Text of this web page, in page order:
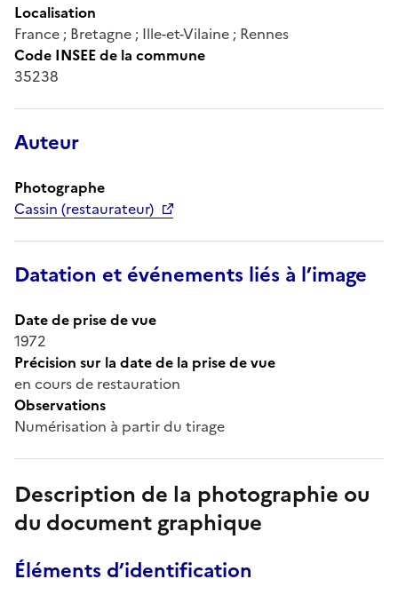
Localisation
France ; Bretagne ; Ille-et-Vilaine ; Rennes
Code INSEE de la commune
35238
Auteur
Photographe
Cassin (restaurateur)
Datation et événements liés à l’image
Date de prise de vue
1972
Précision sur la date de la prise de vue
en cours de restauration
Observations
Numérisation à partir du tirage
Description de la photographie ou
du document graphique
Éléments d’identification